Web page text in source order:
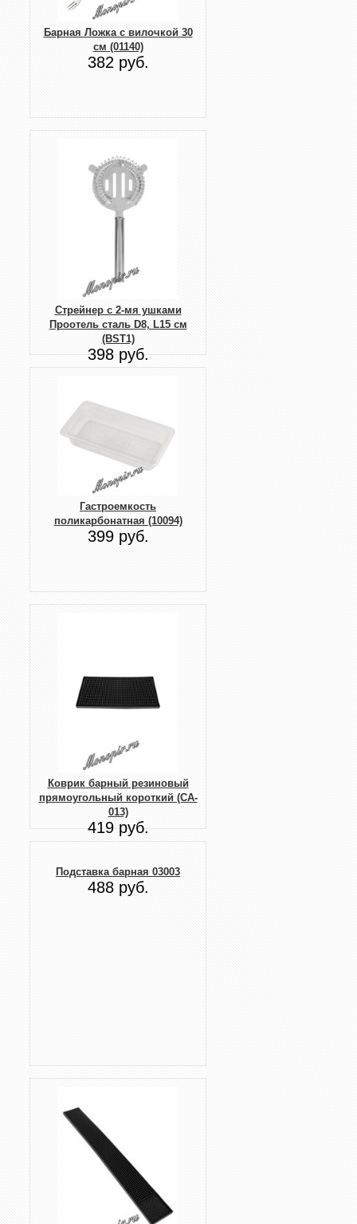
Барная Ложка с вилочкой 30
см (01140)
382 руб.
Стрейнер с 2-мя ушками
Проотель сталь D8, L15 см
(BST1)
398 руб.
Гастроемкость
поликарбонатная (10094)
399 руб.
Коврик барный резиновый
прямоугольный короткий (CA-
013)
419 руб.
Подставка барная 03003
488 руб.